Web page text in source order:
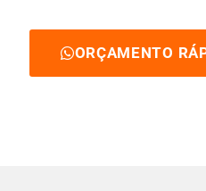
ORÇAMENTO